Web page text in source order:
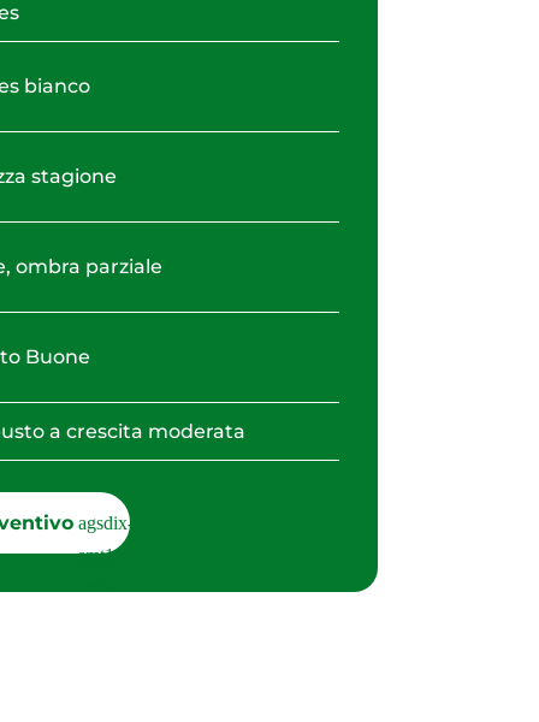
bianco
stagione
ombra parziale
Buone
a crescita moderata